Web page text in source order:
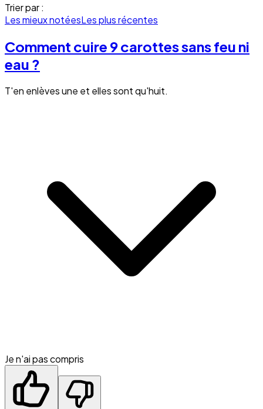
Trier par :
Les mieux notéesLes plus récentes
Comment cuire 9 carottes sans feu ni
eau ?
T'en enlèves une et elles sont qu'huit.
Je n'ai pas compris